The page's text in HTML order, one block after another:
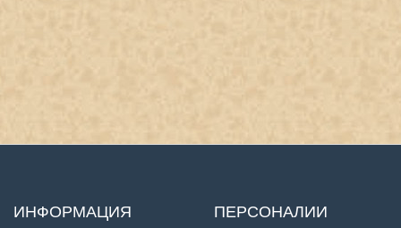
ИНФОРМАЦИЯ ПЕРСОНАЛИИ